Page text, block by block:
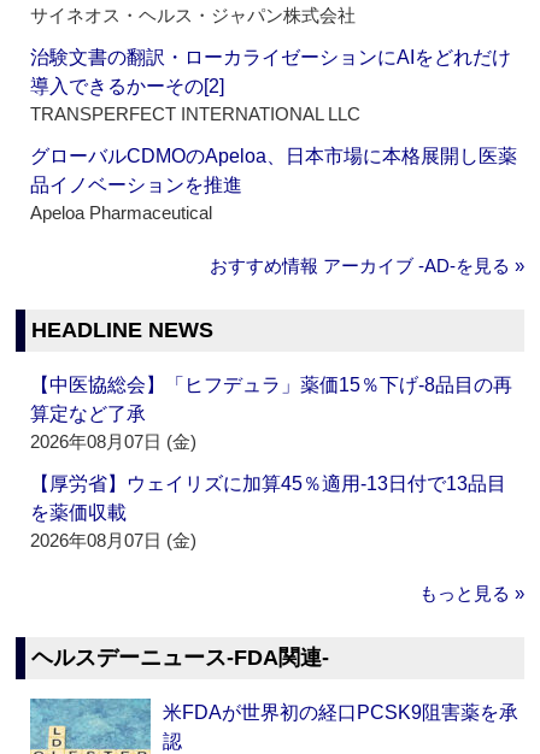
サイネオス・ヘルス・ジャパン株式会社
治験文書の翻訳・ローカライゼーションにAIをどれだけ
導入できるかーその[2]
TRANSPERFECT INTERNATIONAL LLC
グローバルCDMOのApeloa、日本市場に本格展開し医薬
品イノベーションを推進
Apeloa Pharmaceutical
おすすめ情報 アーカイブ ‐AD‐を見る »
HEADLINE NEWS
【中医協総会】「ヒフデュラ」薬価15％下げ‐8品目の再
算定など了承
2026年08月07日 (金)
【厚労省】ウェイリズに加算45％適用‐13日付で13品目
を薬価収載
2026年08月07日 (金)
もっと見る »
ヘルスデーニュース‐FDA関連‐
米FDAが世界初の経口PCSK9阻害薬を承
認